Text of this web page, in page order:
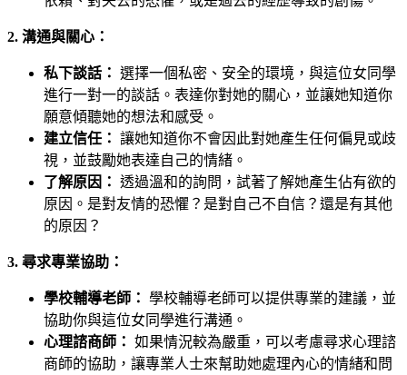
2. 溝通與關心：
私下談話： 選擇一個私密、安全的環境，與這位女同學
進行一對一的談話。表達你對她的關心，並讓她知道你
願意傾聽她的想法和感受。
建立信任： 讓她知道你不會因此對她產生任何偏見或歧
視，並鼓勵她表達自己的情緒。
了解原因： 透過溫和的詢問，試著了解她產生佔有欲的
原因。是對友情的恐懼？是對自己不自信？還是有其他
的原因？
3. 尋求專業協助：
學校輔導老師： 學校輔導老師可以提供專業的建議，並
協助你與這位女同學進行溝通。
心理諮商師： 如果情況較為嚴重，可以考慮尋求心理諮
商師的協助，讓專業人士來幫助她處理內心的情緒和問